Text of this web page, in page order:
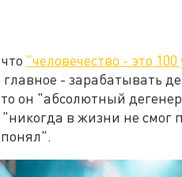
"человечество - это
главное - зарабатывать
он "абсолютный
в жизни не смог